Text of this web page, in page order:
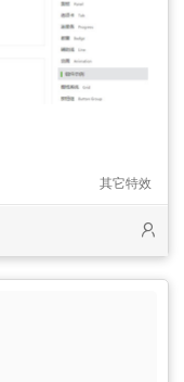
其它特效